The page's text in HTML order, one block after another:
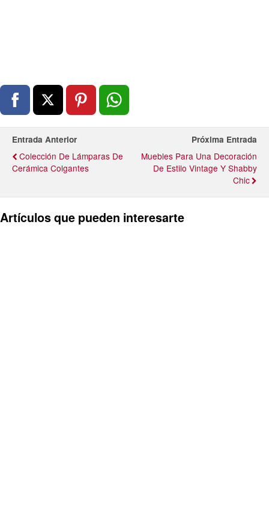
Entrada Anterior
Colección De Lámparas De
Cerámica Colgantes
Próxima Entrada
Muebles Para Una Decoración
De Estilo Vintage Y Shabby
Chic
Artículos que pueden interesarte